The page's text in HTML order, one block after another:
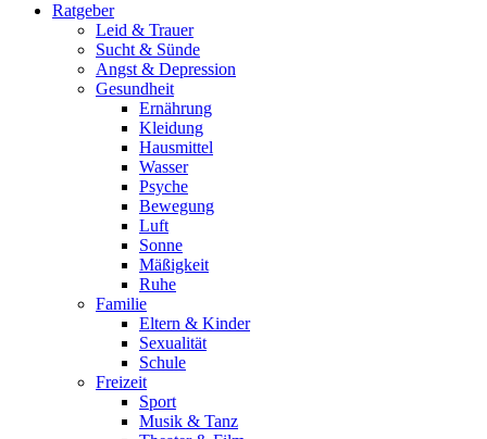
Ratgeber
Leid & Trauer
Sucht & Sünde
Angst & Depression
Gesundheit
Ernährung
Kleidung
Hausmittel
Wasser
Psyche
Bewegung
Luft
Sonne
Mäßigkeit
Ruhe
Familie
Eltern & Kinder
Sexualität
Schule
Freizeit
Sport
Musik & Tanz